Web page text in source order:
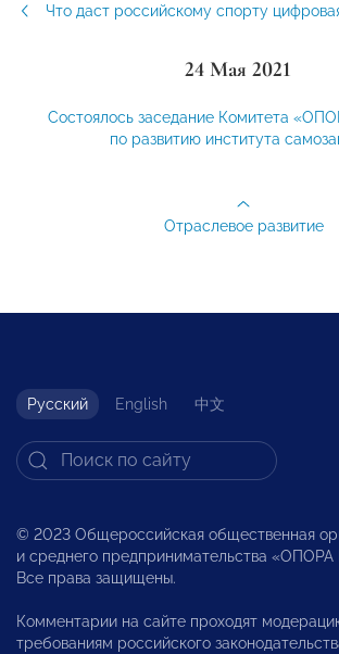
Что даст российскому спорту
24 Мая 2021
Состоялось заседание Комитета
по развитию института
Отраслевое развитие
Русский English 中文
© 2023 Общероссийская общественная
и среднего предпринимательства
Все права защищены.
Комментарии на сайте проходят
требованиям российского